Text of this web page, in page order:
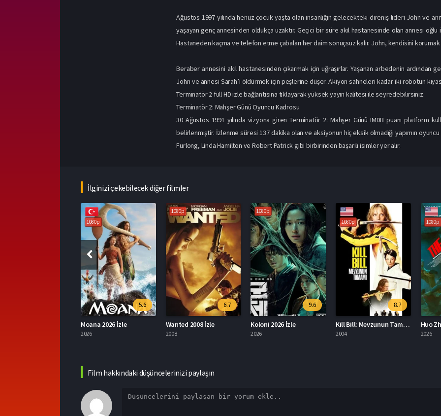
Ağustos 1997 yılında henüz çocuk yaşta olan insanlığın gelecekteki direniş lideri John ve
yaşayan genç annesinden oldukça uzaktır. Geçici bir süre akıl hastanesinde olan annesi
Hastaneden kaçma ve telefon etme çabaları her daim sonuçsuz kalır. John, kendisini
Beraber annesini akıl hastanesinden çıkarmak için uğraşırlar. Yaşanan arbedenin ardından
John ve annesi Sarah’ı öldürmek için peşlerine düşer. Akiyon sahneleri kadar iki robotun
Terminatör 2 full HD izle bağlantısına tıklayarak yüksek yayın kalitesi ile seyredebilirsiniz.
Terminatör 2: Mahşer Günü Oyuncu Kadrosu
30 Ağustos 1991 yılında vizyona giren Terminatör 2: Mahşer Günü IMDB puanı platform
belirlenmiştir. İzlenme süresi 137 dakika olan ve aksiyonun hiç eksik olmadığı yapımın
Furlong, Linda Hamilton ve Robert Patrick gibi birbirinden başarılı isimler yer alır.
İlginizi çekebilecek diğer filmler
1080p
6.7
Wanted 2008 İzle
2008
1080p
9.6
Koloni 2026 İzle
2026
1080p
8.7
2004
1080p
7.9
Huo Zhe Yan Full HD İzle
2026 2025
Film hakkındaki düşüncelerinizi paylaşın